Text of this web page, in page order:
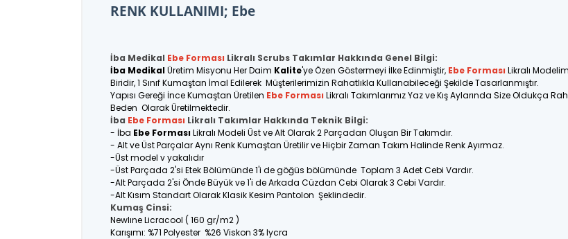
RENK KULLANIMI; Ebe
İba Medikal Ebe Forması Likralı Scrubs Takımlar Hakkında Genel Bilgi:
İba MedikalÜretim Misyonu Her Daim Kalite'ye Özen Göstermeyi İlke Edinmiştir, Ebe Forması Likralı
Biridir, 1 Sınıf Kumaştan İmal Edilerek Müşterilerimizin Rahatlıkla Kullanabileceği Şekilde Tasarlanmıştır.
Yapısı Gereği İnce Kumaştan Üretilen Ebe Forması Likralı Takımlarımız Yaz ve Kış Aylarında Size Oldukça
Beden Olarak Üretilmektedir.
İba Ebe Forması Likralı Takımlar Hakkında Teknik Bilgi:
- İba Ebe FormasıLikralı Modeli Üst ve Alt Olarak 2 Parçadan Oluşan Bir Takımdır.
- Alt ve Üst Parçalar Aynı Renk Kumaştan Üretilir ve Hiçbir Zaman Takım Halinde Renk Ayırmaz.
-Üst model v yakalıdır
-Üst Parçada 2'si Etek Bölümünde 1'i de göğüs bölümünde Toplam 3 Adet Cebi Vardır.
-Alt Parçada 2'si Önde Büyük ve 1'i de Arkada Cüzdan Cebi Olarak 3 Cebi Vardır.
-Alt Kısım Standart Olarak Klasik Kesim Pantolon Şeklindedir.
Kumaş Cinsi:
Newlıne Licracool ( 160 gr/m2 )
Karışımı: %71 Polyester %26 Viskon 3% lycra